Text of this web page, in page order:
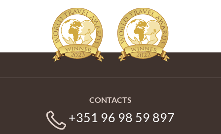
CONTACTS
+351 96 98 59 897